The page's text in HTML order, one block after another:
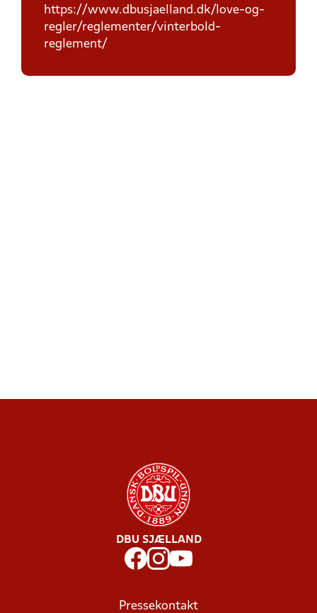
https://www.dbusjaelland.dk/love-og-
regler/reglementer/vinterbold-
reglement/
DBU SJÆLLAND
Pressekontakt